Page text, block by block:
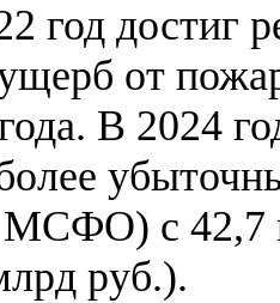
год достиг
от
В 2024
МСФО) с 42,7
руб.).